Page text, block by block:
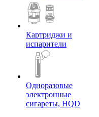
Картриджи и
испарители
Одноразовые
электронные
сигареты, HQD